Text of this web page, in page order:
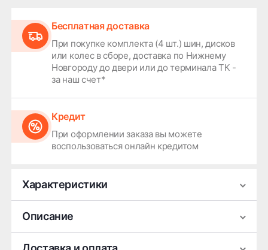
Бесплатная доставка
При покупке комплекта (4 шт.) шин, дисков
или колес в сборе, доставка по Нижнему
Новгороду до двери или до терминала ТК -
за наш счет*
Кредит
При оформлении заказа вы можете
воспользоваться онлайн кредитом
Характеристики
Производитель
Ширина
7
Диаметр
18
Описание
Легковой колесный диск Replay SK183 — это